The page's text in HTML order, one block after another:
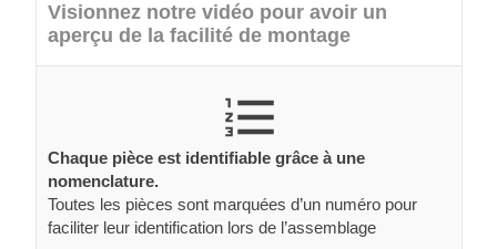
Visionnez notre vidéo pour avoir un
aperçu de la facilité de montage
Chaque pièce est identifiable grâce à une
nomenclature.
Toutes les pièces sont marquées d’un numéro pour
faciliter leur identification lors de l’assemblage